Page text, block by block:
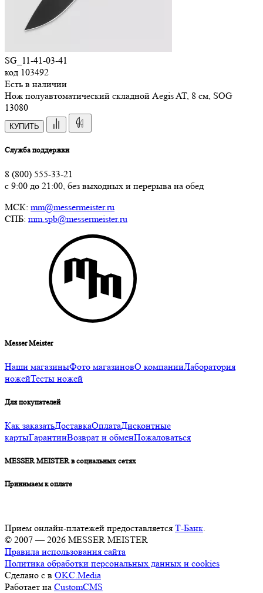
SG_11-41-03-41
код 103492
Есть в наличии
Нож полуавтоматический складной Aegis AT, 8 см, SOG
13080
КУПИТЬ
Служба поддержки
8 (800) 555-33-21
с 9:00 до 21:00, без выходных и перерыва на обед
МСК: mm@messermeister.ru
СПБ: mm.spb@messermeister.ru
Messer Meister
Наши магазиныФото магазиновО компанииЛаборатория
ножейТесты ножей
Для покупателей
Как заказатьДоставкаОплатаДисконтные
картыГарантииВозврат и обменПожаловаться
MESSER MEISTER в социальных сетях
Принимаем к оплате
Прием онлайн-платежей предоставляется Т-Банк
© 2007 — 2026 MESSER MEISTER
Правила использования сайта
Политика обработки персональных данных и cookies
Сделано с в OKC.Media
Работает на CustomCMS